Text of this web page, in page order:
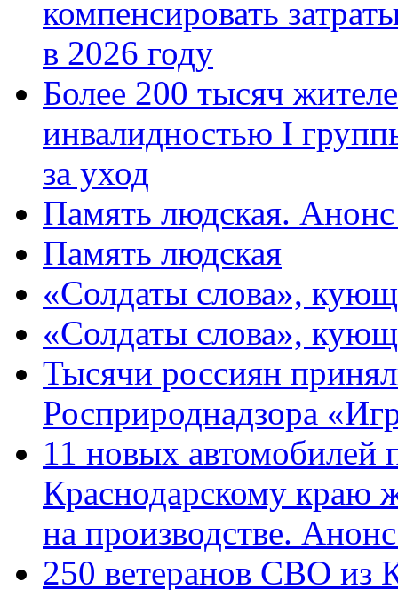
компенсировать
в 2026 году
Более 200 тысяч
инвалидностью I
за уход
Память людская.
Память людская
«Солдаты слова»,
«Солдаты слова»,
Тысячи россиян
Росприроднадзора
11 новых автомобилей
Краснодарскому краю
на производстве.
250 ветеранов СВО из